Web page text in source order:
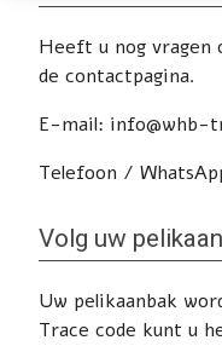
Heeft u nog vragen
de contactpagina.
E-mail: info@whb-
Telefoon /
Volg uw
Uw pelikaanbak
Trace code kunt u